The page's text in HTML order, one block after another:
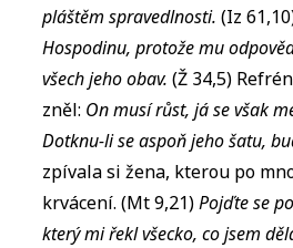
pláštěm spravedlnosti.(Iz
Hospodinu, protože mu
všech jeho obav. (Ž 34,5)
zněl: On musí růst, já se však
Dotknu-li se aspoň jeho šatu,
zpívala si žena, kterou po
krvácení. (Mt 9,21)Pojďte se
který mi řekl všecko, co jsem